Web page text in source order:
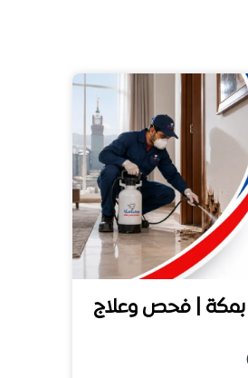
بمكة | فحص وعلاج